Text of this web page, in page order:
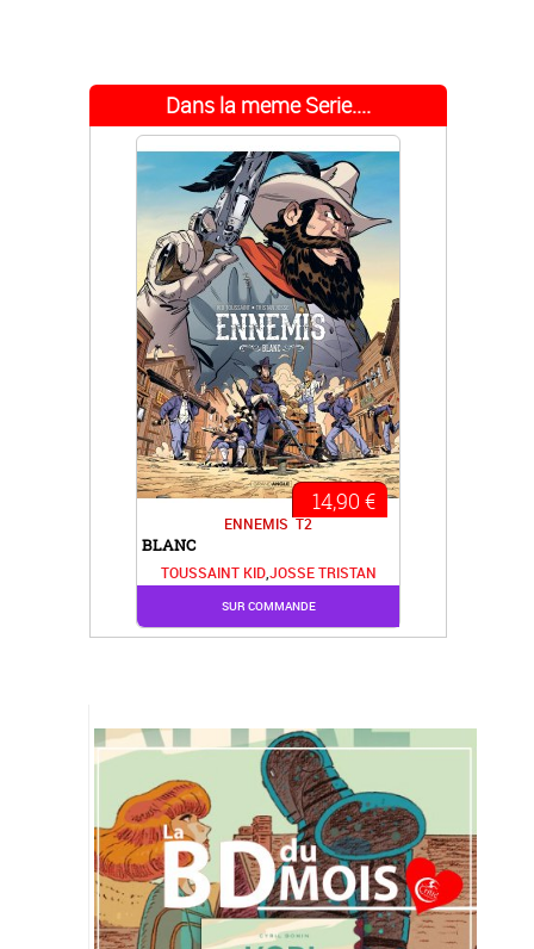
Dans la meme Serie....
ENNEMIS T2
BLANC
TOUSSAINT KID,JOSSE TRISTAN
14,90 €
SUR COMMANDE